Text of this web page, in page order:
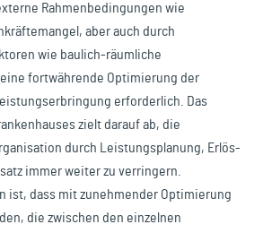
Rahmenbedingungen wie
aber auch durch
wie baulich-räumliche
fortwährende Optimierung der
erforderlich. Das
zielt darauf ab, die
durch Leistungsplanung, Erlös-
immer weiter zu verringern.
ist, dass mit zunehmender Optimierung
die zwischen den einzelnen